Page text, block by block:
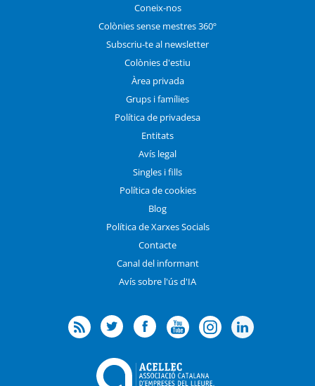
Coneix-nos
Colònies sense mestres 360º
Subscriu-te al newsletter
Colònies d'estiu
Àrea privada
Grups i famílies
Política de privadesa
Entitats
Avís legal
Singles i fills
Política de cookies
Blog
Política de Xarxes Socials
Contacte
Canal del informant
Avís sobre l'ús d'IA